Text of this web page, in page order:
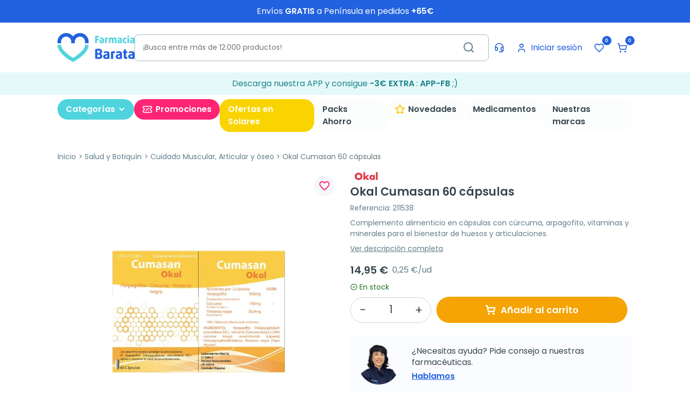
Envíos GRATIS a Península en pedidos +65€
Iniciar sesión
0 0
Descarga nuestra APP y consigue -3€ EXTRA: APP-FB;)
Categorías Promociones
Ofertas en
Solares
Packs
Ahorro
Novedades Medicamentos
Nuestras
marcas
Inicio Salud y Botiquín Cuidado Muscular, Articular y óseo Okal Cumasan 60 cápsulas
favorite_border Okal Cumasan 60 cápsulas
Referencia: 211538
Complemento alimenticio en cápsulas con cúrcuma, arpagofito, vitaminas y
minerales para el bienestar de huesos y articulaciones.
Ver descripción completa
14,95 € 0,25 €/ud
En stock
Añadir al carrito
¿Necesitas ayuda? Pide consejo a nuestras
farmacéuticas.
Hablamos